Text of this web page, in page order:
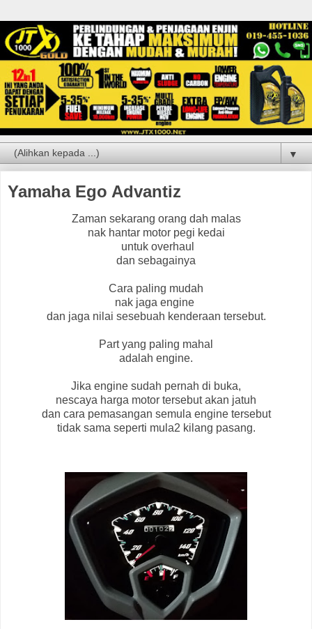
▼
Yamaha Ego Advantiz
Zaman sekarang orang dah malas
nak hantar motor pegi kedai
untuk overhaul
dan sebagainya
Cara paling mudah
nak jaga engine
dan jaga nilai sesebuah kenderaan tersebut.
Part yang paling mahal
adalah engine.
Jika engine sudah pernah di buka,
nescaya harga motor tersebut akan jatuh
dan cara pemasangan semula engine tersebut
tidak sama seperti mula2 kilang pasang.